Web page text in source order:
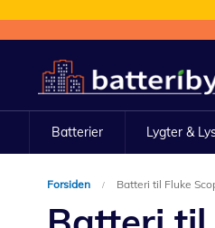
to
Content
Batterier Lygter &
Forsiden Batteri til Fluke